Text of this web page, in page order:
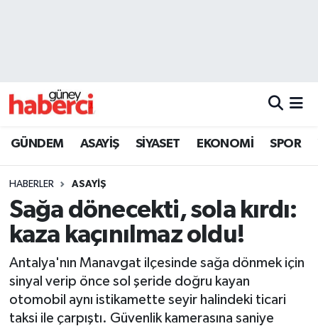
GÜNDEM ASAYİŞ SİYASET EKONOMİ SPOR
HABERLER ASAYİŞ
Sağa dönecekti, sola kırdı:
kaza kaçınılmaz oldu!
Antalya'nın Manavgat ilçesinde sağa dönmek için
sinyal verip önce sol şeride doğru kayan
otomobil aynı istikamette seyir halindeki ticari
taksi ile çarpıştı. Güvenlik kamerasına saniye
Beyoğlu Trafik Yoğunluk Haritası
Son Dakika Haberleri
Haber Arşivi